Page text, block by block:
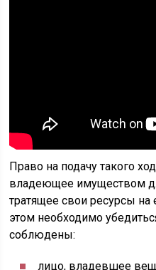
Право на подачу такого
владеющее имуществом
тратящее свои ресурсы
этом необходимо
соблюдены:
лицо, владевшее